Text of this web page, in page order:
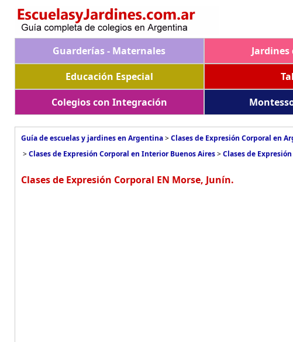
Guarderías - Maternales
Educación Especial
Colegios con Integración
Guía de escuelas y jardines en Argentina>Clases de Expresión Corporal en
>Clases de Expresión Corporal en Interior Buenos Aires>Clases de
Clases de Expresión Corporal EN Morse, Junín.